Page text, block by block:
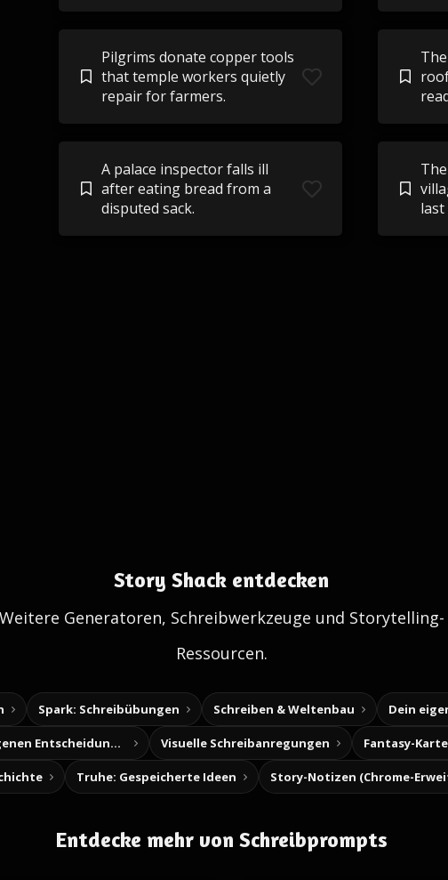
Pilgrims donate copper tools
that temple workers quietly
repair for farmers.
A palace inspector falls ill
after eating bread from a
disputed sack.
last
Story Shack entdecken
Weitere Generatoren, Schreibwerkzeuge und Storytelling-
Ressourcen.
Spark: Schreibübungen Schreiben & Weltenbau Dein
Baue deine eigenen Entscheidungsabenteuer Visuelle Schreibanregungen Fantasy-
Truhe: Gespeicherte Ideen
Entdecke mehr von Schreibprompts